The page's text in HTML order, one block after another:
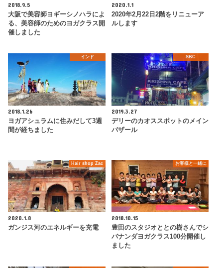
2018.9.5
大阪で美容師ヨギーシノハラによ
る、美容師のためのヨガクラス開
催しました
2020.1.1
2020年2月22日2階をリニューア
ルします
インド
2018.1.26
ヨガアシュラムに住みだして3週
間が経ちました
SBC
2019.3.27
デリーのカオススポットのメイン
バザール
Hair shop Zac
2020.1.8
ガンジス河のエネルギーを充電
お客様と一緒に
2018.10.15
豊田のスタジオととの樹さんでシ
バナンダヨガクラス100分開催し
ました